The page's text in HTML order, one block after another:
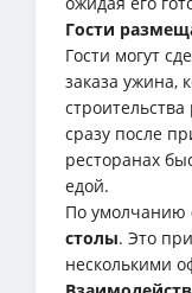
Гости
Гости могут
заказа ужина,
сразу после
ресторанах
едой.
По умолчанию
столы. Это
несколькими